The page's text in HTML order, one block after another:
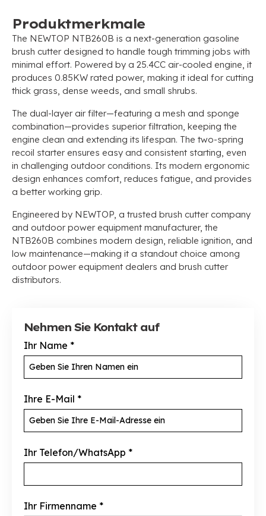
Produktmerkmale
The NEWTOP NTB260B is a next-generation gasoline
brush cutter designed to handle tough trimming jobs with
minimal effort. Powered by a 25.4CC air-cooled engine, it
produces 0.85KW rated power, making it ideal for cutting
thick grass, dense weeds, and small shrubs.
The dual-layer air filter—featuring a mesh and sponge
combination—provides superior filtration, keeping the
engine clean and extending its lifespan. The two-spring
recoil starter ensures easy and consistent starting, even
in challenging outdoor conditions. Its modern ergonomic
design enhances comfort, reduces fatigue, and provides
a better working grip.
Engineered by NEWTOP, a trusted brush cutter company
and outdoor power equipment manufacturer, the
NTB260B combines modern design, reliable ignition, and
low maintenance—making it a standout choice among
outdoor power equipment dealers and brush cutter
distributors.
Nehmen Sie Kontakt auf
Ihr Name *
Ihre E-Mail *
Ihr Telefon/WhatsApp *
Ihr Firmenname *